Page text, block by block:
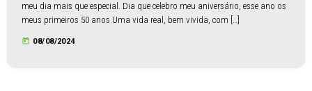
meu dia mais que especial. Dia que celebro meu aniversário, esse ano os
meus primeiros 50 anos.Uma vida real, bem vivida, com […]
today 08/08/2024